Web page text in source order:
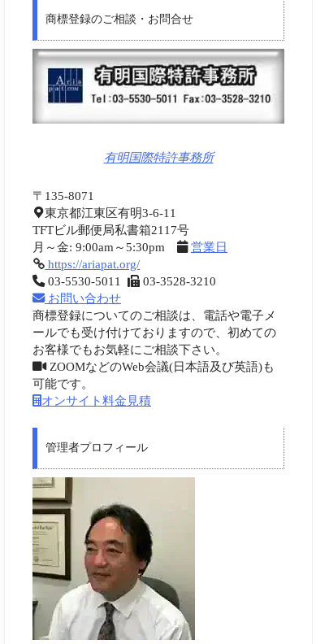
商標登録のご相談・お問合せ
有明国際特許事務所
〒135-8071
東京都江東区有明3-6-11
TFTビル郵便局私書箱2117号
月～金: 9:00am～5:30pm
営業日
https://ariapat.org/
03-5530-5011
03-3528-3210
お問い合わせ
商標登録についてのご相談は、電話や電子メ
ールでも受け付けておりますので、初めての
お客様でもお気軽にご相談下さい。
ZOOMなどのWeb会議(日本語及び英語)も
可能です。
オンサイト料金見積
管理者プロフィール